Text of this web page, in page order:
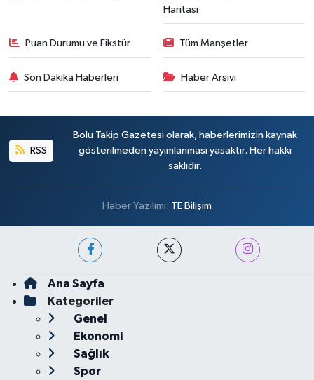
Haritası
Puan Durumu ve Fikstür Tüm Manşetler
Son Dakika Haberleri Haber Arşivi
RSS
Bolu Takip Gazetesi olarak, haberlerimizin kaynak
gösterilmeden yayımlanması yasaktır. Her hakkı
saklıdır.
Haber Yazılımı: TE Bilişim
Ana Sayfa
Kategoriler
Genel
Ekonomi
Sağlık
Spor